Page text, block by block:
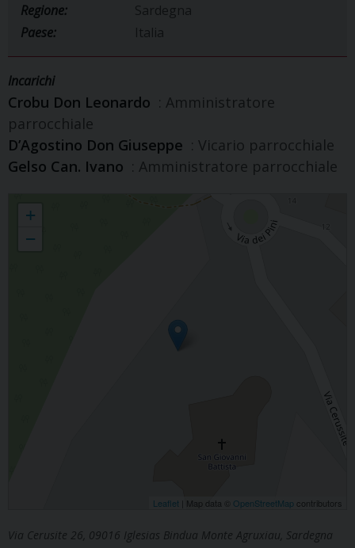
Regione:
Sardegna
Paese:
Italia
Incarichi
Crobu Don Leonardo : Amministratore
parrocchiale
D’Agostino Don Giuseppe : Vicario parrocchiale
Gelso Can. Ivano : Amministratore parrocchiale
+
−
Leaflet | Map data © OpenStreetMap contributors
Via Cerusite 26, 09016 Iglesias Bindua Monte Agruxiau, Sardegna